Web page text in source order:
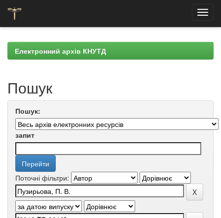
navigationЕлектронний архів КНУТД
Пошук
Пошук:
запит
Поточні фільтри: